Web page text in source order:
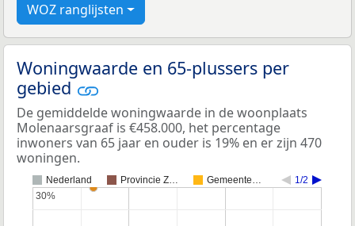
WOZ ranglijsten
Woningwaarde en 65-plussers per
gebied
De gemiddelde woningwaarde in de woonplaats
Molenaarsgraaf is €458.000, het percentage
inwoners van 65 jaar en ouder is 19% en er zijn 470
woningen.
Nederland Provincie Z… Gemeente… 1/2
30%
30%